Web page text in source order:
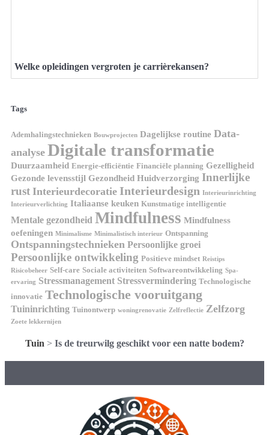
Welke opleidingen vergroten je carrièrekansen?
Tags
Ademhalingstechnieken Bouwprojecten Dagelijkse routine Data-
analyse Digitale transformatie
Duurzaamheid Energie-efficiëntie Financiële planning Gezelligheid
Gezonde levensstijl Gezondheid Huidverzorging Innerlijke
rust Interieurdecoratie Interieurdesign Interieurinrichting
Interieurverlichting Italiaanse keuken Kunstmatige intelligentie
Mentale gezondheid Mindfulness Mindfulness
oefeningen Minimalisme Minimalistisch interieur Ontspanning
Ontspanningstechnieken Persoonlijke groei
Persoonlijke ontwikkeling Positieve mindset Reistips
Risicobeheer Self-care Sociale activiteiten Softwareontwikkeling Spa-
ervaring Stressmanagement Stressvermindering Technologische
innovatie Technologische vooruitgang
Tuininrichting Tuinontwerp woningrenovatie Zelfreflectie Zelfzorg
Zoete lekkernijen
Tuin > Is de treurwilg geschikt voor een natte bodem?